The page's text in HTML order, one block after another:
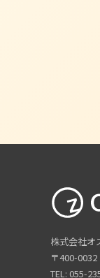
株式会社オ
〒400-
TEL: 055-